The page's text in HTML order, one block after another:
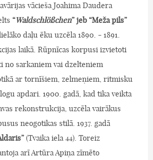
vācieša Joahima Daudera
“Waldschlößchen” jeb “Meža pils”
daļu ēku uzcēla 1890. - 1891.
laikā. Rūpnīcas korpusi izvietoti
no sarkaniem vai dzelteniem
ar tornīšiem, zelmeņiem, ritmisku
apdari. 1900. gadā, kad tika veikta
rekonstrukcija, uzcēla vairākus
neogotikas stilā. 1937. gadā
(Tvaika iela 44). Toreiz
arī Artūra Apiņa zīmēto